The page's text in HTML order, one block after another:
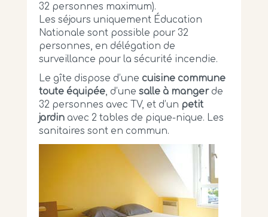
32 personnes maximum).
Les séjours uniquement Éducation
Nationale sont possible pour 32
personnes, en délégation de
surveillance pour la sécurité incendie.
Le gîte dispose d’une cuisine commune
toute équipée, d’une salle à mangerde
32 personnes avec TV, et d’un petit
jardinavec 2 tables de pique-nique. Les
sanitaires sont en commun.